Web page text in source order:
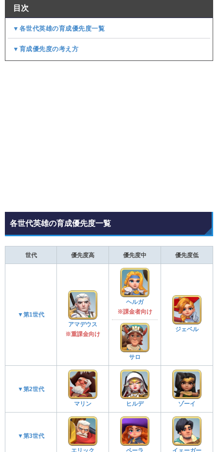
目次
▼各世代英雄の育成優先度一覧
▼育成優先度の考え方
各世代英雄の育成優先度一覧
世代 優先度高 優先度中 優先度低
▼第1世代
アマデウス
※重課金向け
ヘルガ
※課金者向け
サロ
ジェベル
▼第2世代
マリン ヒルデ ゾーイ
▼第3世代
エリック ペーラ イェーガー